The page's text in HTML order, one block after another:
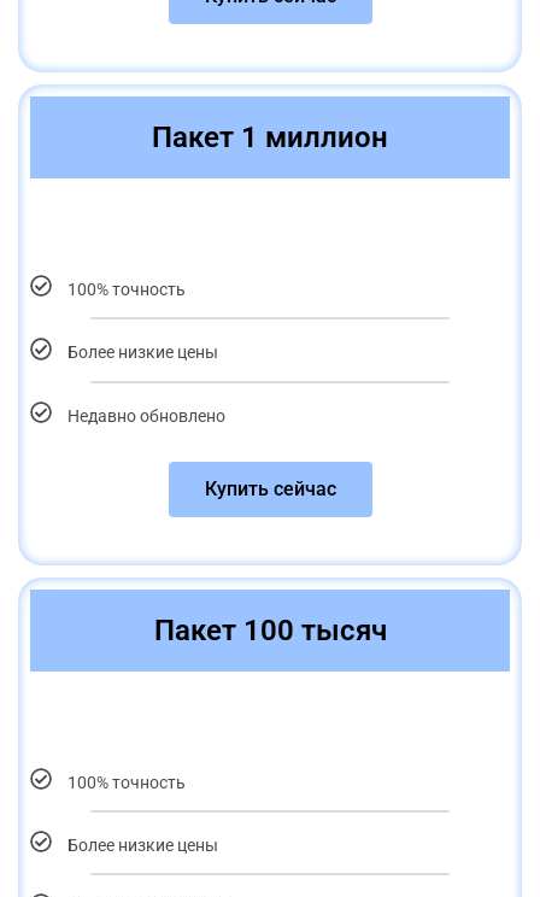
Пакет 1 миллион
100% точность
Более низкие цены
Недавно обновлено
Купить сейчас
Пакет 100 тысяч
100% точность
Более низкие цены